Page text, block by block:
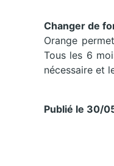
Changer de
Orange
Tous les 6
nécessaire et
Publié le 30/